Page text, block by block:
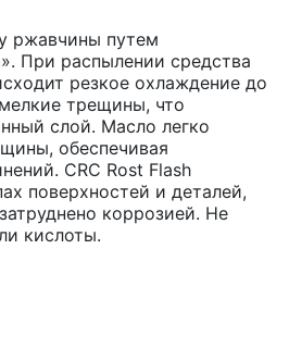
ржавчины путем
При распылении средства
резкое охлаждение до
трещины, что
слой. Масло легко
обеспечивая
CRC Rost Flash
поверхностей и деталей,
коррозией. Не
кислоты.